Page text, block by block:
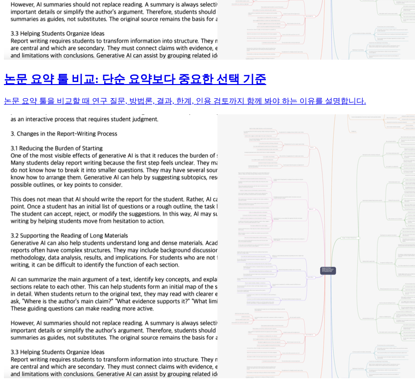
논문 요약 툴 비교: 단순 요약보다 중요한 선택 기준
논문 요약 툴을 비교할 때 연구 질문, 방법론, 결과, 한계, 인용 검토까지 함께 봐야 하는 이유를 설명합니다.